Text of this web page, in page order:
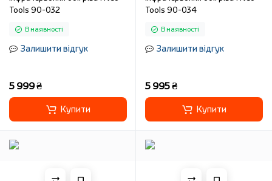
Tools 90-032
В наявності
Залишити відгук
5 999 ₴
Купити
Tools 90-034
В наявності
Залишити відгук
5 995 ₴
Купити